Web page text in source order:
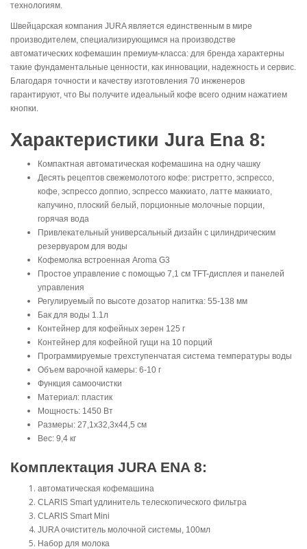
технологиям.
Швейцарская компания JURA является единственным в мире
производителем, специализирующимся на производстве
автоматических кофемашин премиум-класса: для бренда характерны
такие фундаментальные ценности, как инновации, надежность и сервис.
Благодаря точности и качеству изготовления 70 инженеров
гарантируют, что Вы получите идеальный кофе всего одним нажатием
кнопки.
Характеристики Jura Ena 8:
Компактная автоматическая кофемашина на одну чашку
Десять рецептов свежемолотого кофе: ристретто, эспрессо,
кофе, эспрессо доппио, эспрессо маккиато, латте маккиато,
капучино, плоский белый, порционные молочные порции,
горячая вода
Привлекательный универсальный дизайн с цилиндрическим
резервуаром для воды
Кофемолка встроенная Aroma G3
Простое управление с помощью 7,1 см TFT-дисплея и панелей
управления
Регулируемый по высоте дозатор напитка: 55-138 мм
Бак для воды 1.1л
Контейнер для кофейных зерен 125 г
Контейнер для кофейной гущи на 10 порций
Программируемые трехступенчатая система температуры воды
Объем варочной камеры: 6-10 г
Функция самоочистки
Материал: пластик
Мощность: 1450 Вт
Размеры: 27,1х32,3х44,5 см
Вес: 9,4 кг
Комплектация JURA ENA 8:
автоматическая кофемашина
CLARIS Smart удлинитель телескопического фильтра
CLARIS Smart Mini
JURA очиститель молочной системы, 100мл
Набор для молока